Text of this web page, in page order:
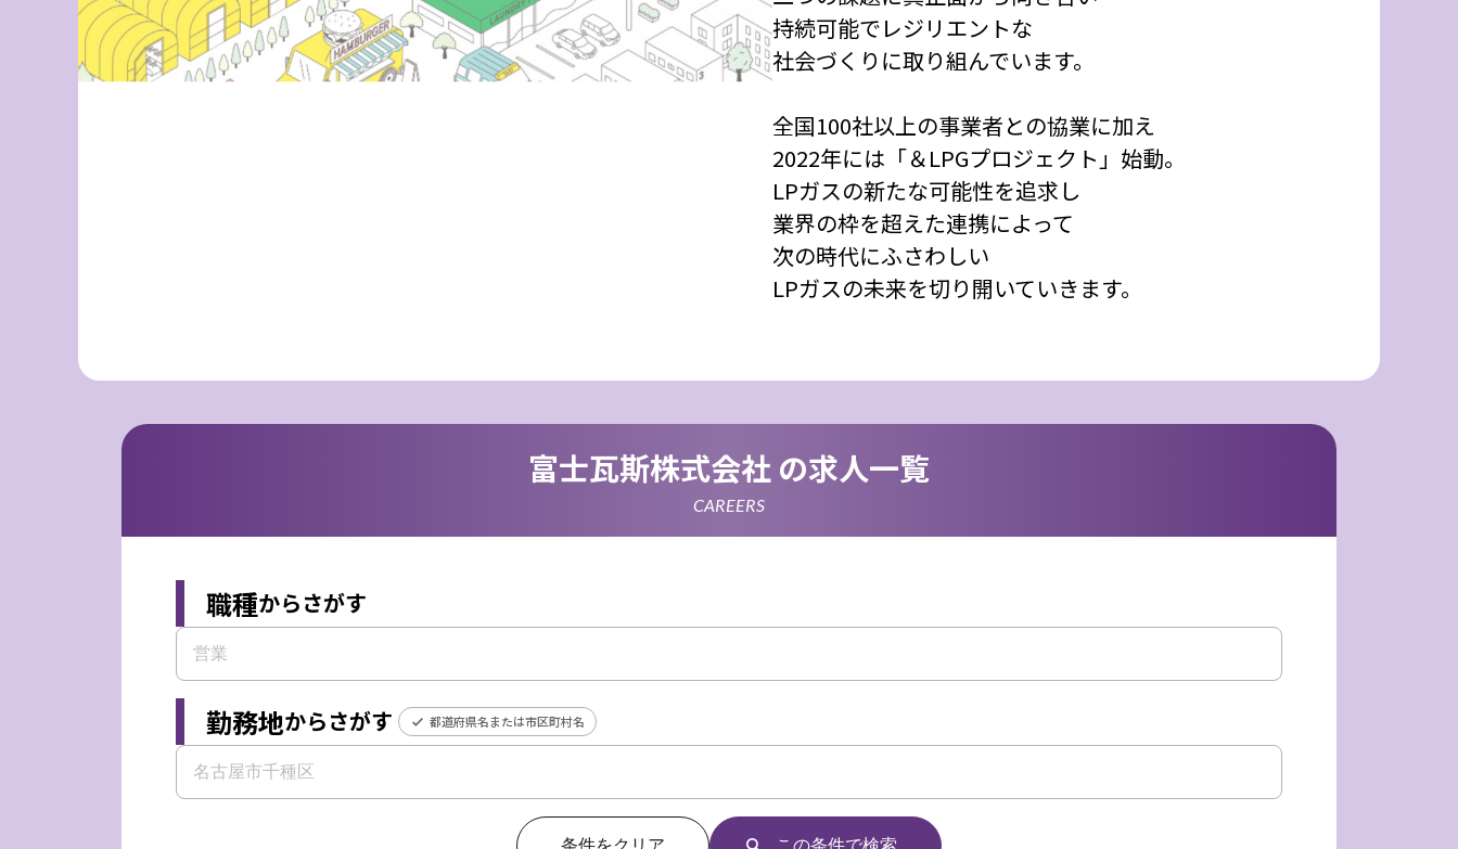
持続可能でレジリエントな
社会づくりに取り組んでいます。
全国100社以上の事業者との協業に加え
2022年には「＆LPGプロジェクト」始動。
LPガスの新たな可能性を追求し
業界の枠を超えた連携によって
次の時代にふさわしい
LPガスの未来を切り開いていきます。
富士瓦斯株式会社 の求人一覧
CAREERS
職種からさがす
勤務地からさがす 都道府県名または市区町村名
条件をクリア この条件で検索